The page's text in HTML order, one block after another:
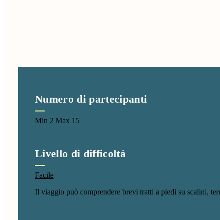
Numero di partecipanti
Min 2 Max 15
Livello di difficoltà
Facile
Il viaggio può comprendere brevi tratti a piedi su scalini,